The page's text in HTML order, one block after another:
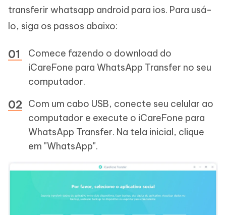
transferir whatsapp android para ios. Para usá-
lo, siga os passos abaixo:
Comece fazendo o download do
iCareFone para WhatsApp Transfer no seu
computador.
Com um cabo USB, conecte seu celular ao
computador e execute o iCareFone para
WhatsApp Transfer. Na tela inicial, clique
em "WhatsApp".